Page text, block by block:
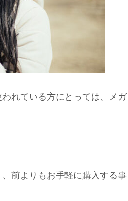
れている方にとっては、メガ
前よりもお手軽に購入する事